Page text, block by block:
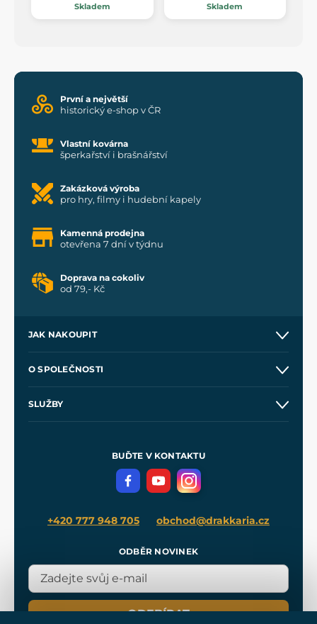
Skladem Skladem
První a největší
historický e-shop v ČR
Vlastní kovárna
šperkařství i brašnářství
Zakázková výroba
pro hry, filmy i hudební kapely
Kamenná prodejna
otevřena 7 dní v týdnu
Doprava na cokoliv
od 79,- Kč
JAK NAKOUPIT
Velkoobchod
O SPOLEČNOSTI
SLUŽBY
Meče pro Kingdom Come
BUĎTE V KONTAKTU
+420 777 948 705 obchod@drakkaria.cz
ODBĚR NOVINEK
ODEBÍRAT